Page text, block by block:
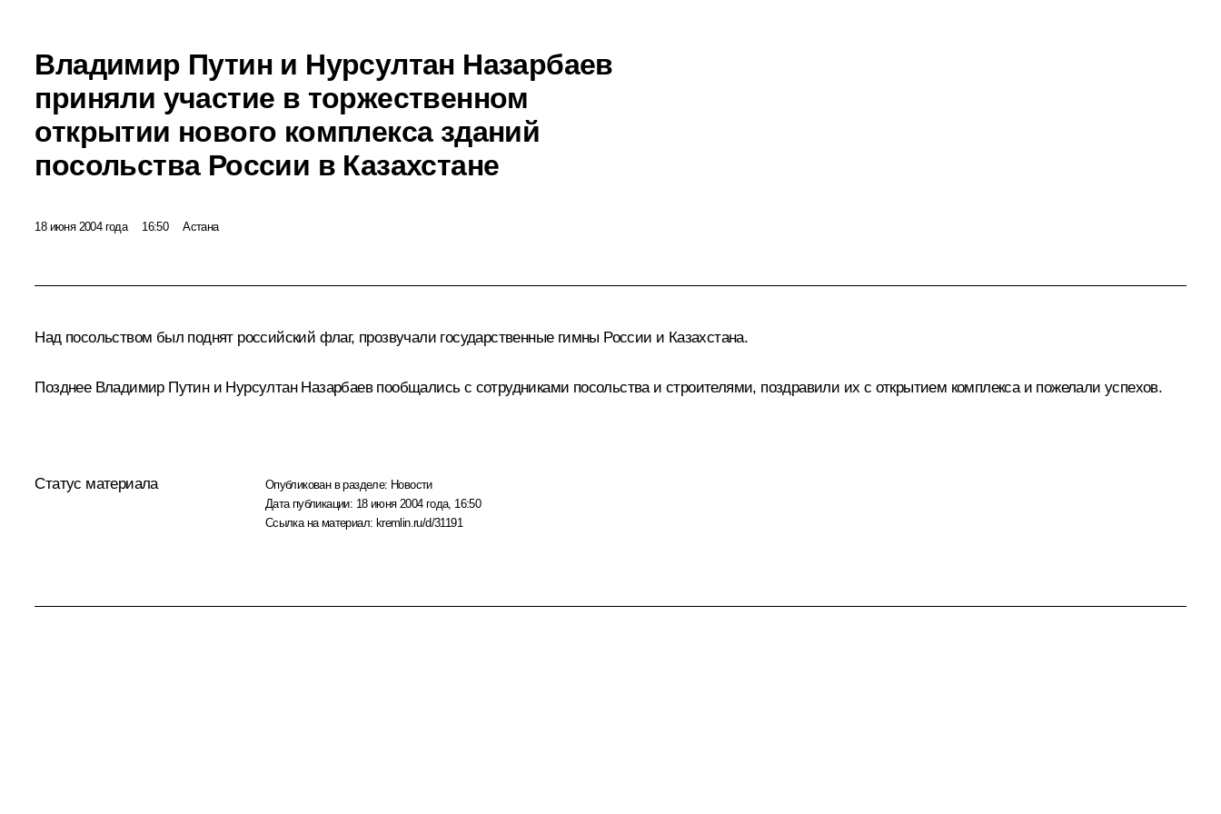
Владимир Путин и Нурсултан Назарбаев
приняли участие в торжественном
открытии нового комплекса зданий
посольства России в Казахстане
18 июня 2004 года 16:50 Астана
Над посольством был поднят российский флаг, прозвучали государственные гимны России и Казахстана.
Позднее Владимир Путин и Нурсултан Назарбаев пообщались с сотрудниками посольства и строителями, поздравили их с открытием комплекса и пожелали успехов.
Статус материала Опубликован в разделе: Новости
Дата публикации: 18 июня 2004 года, 16:50
Ссылка на материал: kremlin.ru/d/31191